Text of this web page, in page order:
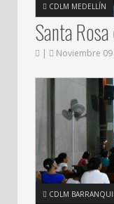
CDLM MEDELLÍN
Santa
| Noviembre 09
CDLM